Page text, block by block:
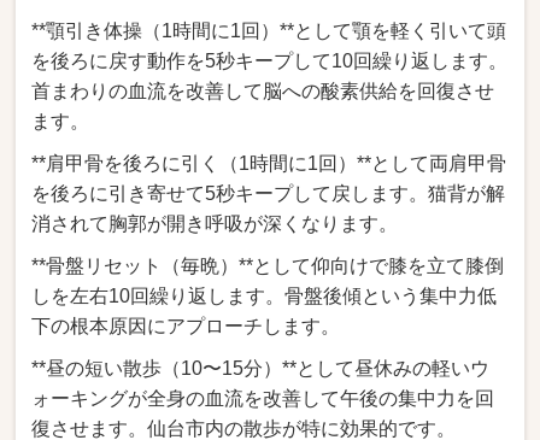
**顎引き体操（1時間に1回）**として顎を軽く引いて頭
を後ろに戻す動作を5秒キープして10回繰り返します。
首まわりの血流を改善して脳への酸素供給を回復させ
ます。
**肩甲骨を後ろに引く（1時間に1回）**として両肩甲骨
を後ろに引き寄せて5秒キープして戻します。猫背が解
消されて胸郭が開き呼吸が深くなります。
**骨盤リセット（毎晩）**として仰向けで膝を立て膝倒
しを左右10回繰り返します。骨盤後傾という集中力低
下の根本原因にアプローチします。
**昼の短い散歩（10〜15分）**として昼休みの軽いウ
ォーキングが全身の血流を改善して午後の集中力を回
復させます。仙台市内の散歩が特に効果的です。